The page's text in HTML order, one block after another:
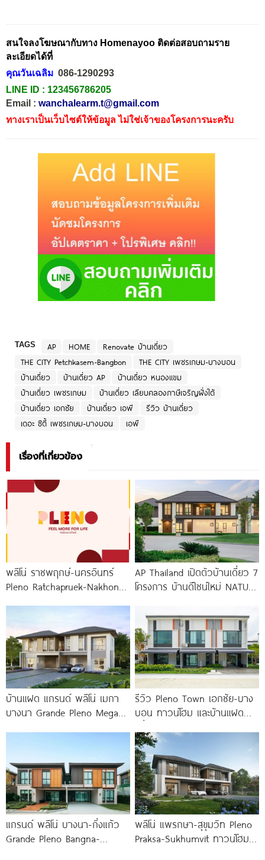
สนใจลงโฆษณากับทาง Homenayoo ติดต่อสอบถามราย
ละเอียดได้ที่
คุณวันเฉลิม 086-1290293
LINE ID : 123456786205
Email : wanchalearm.t@gmail.com
ทางเราเป็นเว็บไซต์ให้ข้อมูล ไม่ใช่เจ้าของโครงการนะครับ
TAGS AP HOME
Renovate บ้านเดี่ยว
THE CITY Petchkasem-Bangbon
THE CITY เพชรเกษม-บางบอน
บ้านเดี่ยว
บ้านเดี่ยว AP
บ้านเดี่ยว หนองแขม
บ้านเดี่ยว เพชรเกษม
บ้านเดี่ยว เลียบคลองภาษีเจริญฝั่งใต้
บ้านเดี่ยว เอกชัย
บ้านเดี่ยว เอพี
รีวิว บ้านเดี่ยว
เดอะ ซิตี้ เพชรเกษม-บางบอน
เอพี
เรื่องที่เกี่ยวข้อง
พลีโน่ ราชพฤกษ์-นครอินทร์
Pleno Ratchapruek-Nakhon
เมืองนนทบุรี
AP Thailand เปิดตัวบ้านเดี่ยว 7
โครงการ บ้านดีไซน์ใหม่ NATURE
บ้านแฝด แกรนด์ พลีโน่ เมกา
บางนา Grande Pleno Mega
รีวิว Pleno Town เอกชัย-บาง
บอน ทาวน์โฮม และบ้านแฝด
Central 2
แกรนด์ พลีโน่ บางนา-กิ่งแก้ว
Grande Pleno Bangna-
พลีโน่ แพรกษา-สุขุมวิท Pleno
Praksa-Sukhumvit ทาวน์โฮม